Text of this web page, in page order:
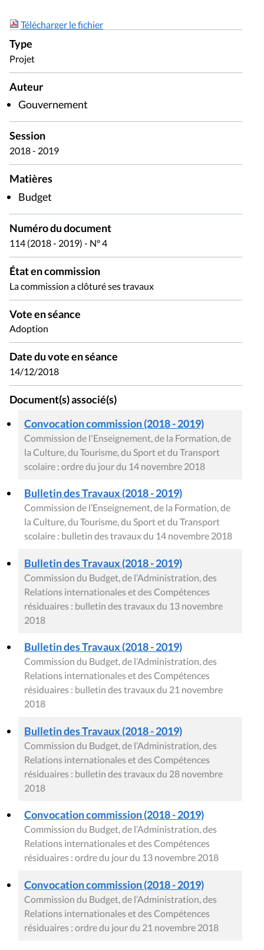
Télécharger le fichier
Type
Projet
Auteur
Gouvernement
Session
2018 - 2019
Matières
Budget
Numéro du document
114 (2018 - 2019) - N° 4
État en commission
La commission a clôturé ses travaux
Vote en séance
Adoption
Date du vote en séance
14/12/2018
Document(s) associé(s)
Convocation commission (2018 - 2019)
Commission de l'Enseignement, de la Formation, de
la Culture, du Tourisme, du Sport et du Transport
scolaire : ordre du jour du 14 novembre 2018
Bulletin des Travaux (2018 - 2019)
Commission de l’Enseignement, de la Formation, de
la Culture, du Tourisme, du Sport et du Transport
scolaire : bulletin des travaux du 14 novembre 2018
Bulletin des Travaux (2018 - 2019)
Commission du Budget, de l’Administration, des
Relations internationales et des Compétences
résiduaires : bulletin des travaux du 13 novembre
2018
Bulletin des Travaux (2018 - 2019)
Commission du Budget, de l’Administration, des
Relations internationales et des Compétences
résiduaires : bulletin des travaux du 21 novembre
2018
Bulletin des Travaux (2018 - 2019)
Commission du Budget, de l’Administration, des
Relations internationales et des Compétences
résiduaires : bulletin des travaux du 28 novembre
2018
Convocation commission (2018 - 2019)
Commission du Budget, de l’Administration, des
Relations internationales et des Compétences
résiduaires : ordre du jour du 13 novembre 2018
Convocation commission (2018 - 2019)
Commission du Budget, de l’Administration, des
Relations internationales et des Compétences
résiduaires : ordre du jour du 21 novembre 2018